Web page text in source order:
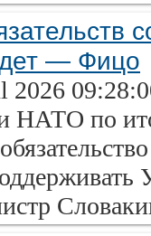
— Фицо
2026
НАТО по